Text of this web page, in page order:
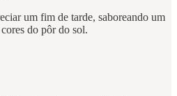
um fim de tarde, saboreando um
do pôr do sol.